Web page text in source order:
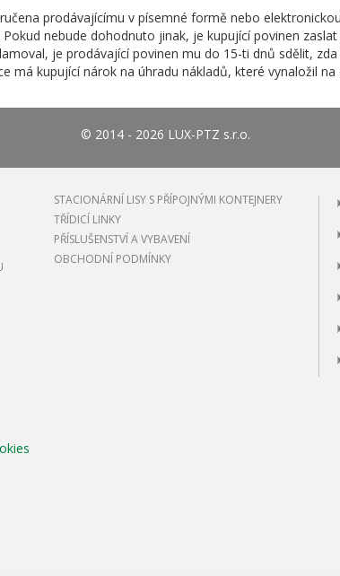
prodávajícímu v písemné formě nebo
nebude dohodnuto jinak, je kupující povinen
je prodávající povinen mu do 15-ti dnů sdělit,
má kupující nárok na úhradu nákladů, které vynaložil
© 2014 - 2026 LUX-PTZ s.r.o.
STACIONÁRNÍ LISY S PŘÍPOJNÝMI KONTEJNERY
TŘÍDICÍ LINKY
PŘÍSLUŠENSTVÍ A VYBAVENÍ
OBCHODNÍ PODMÍNKY